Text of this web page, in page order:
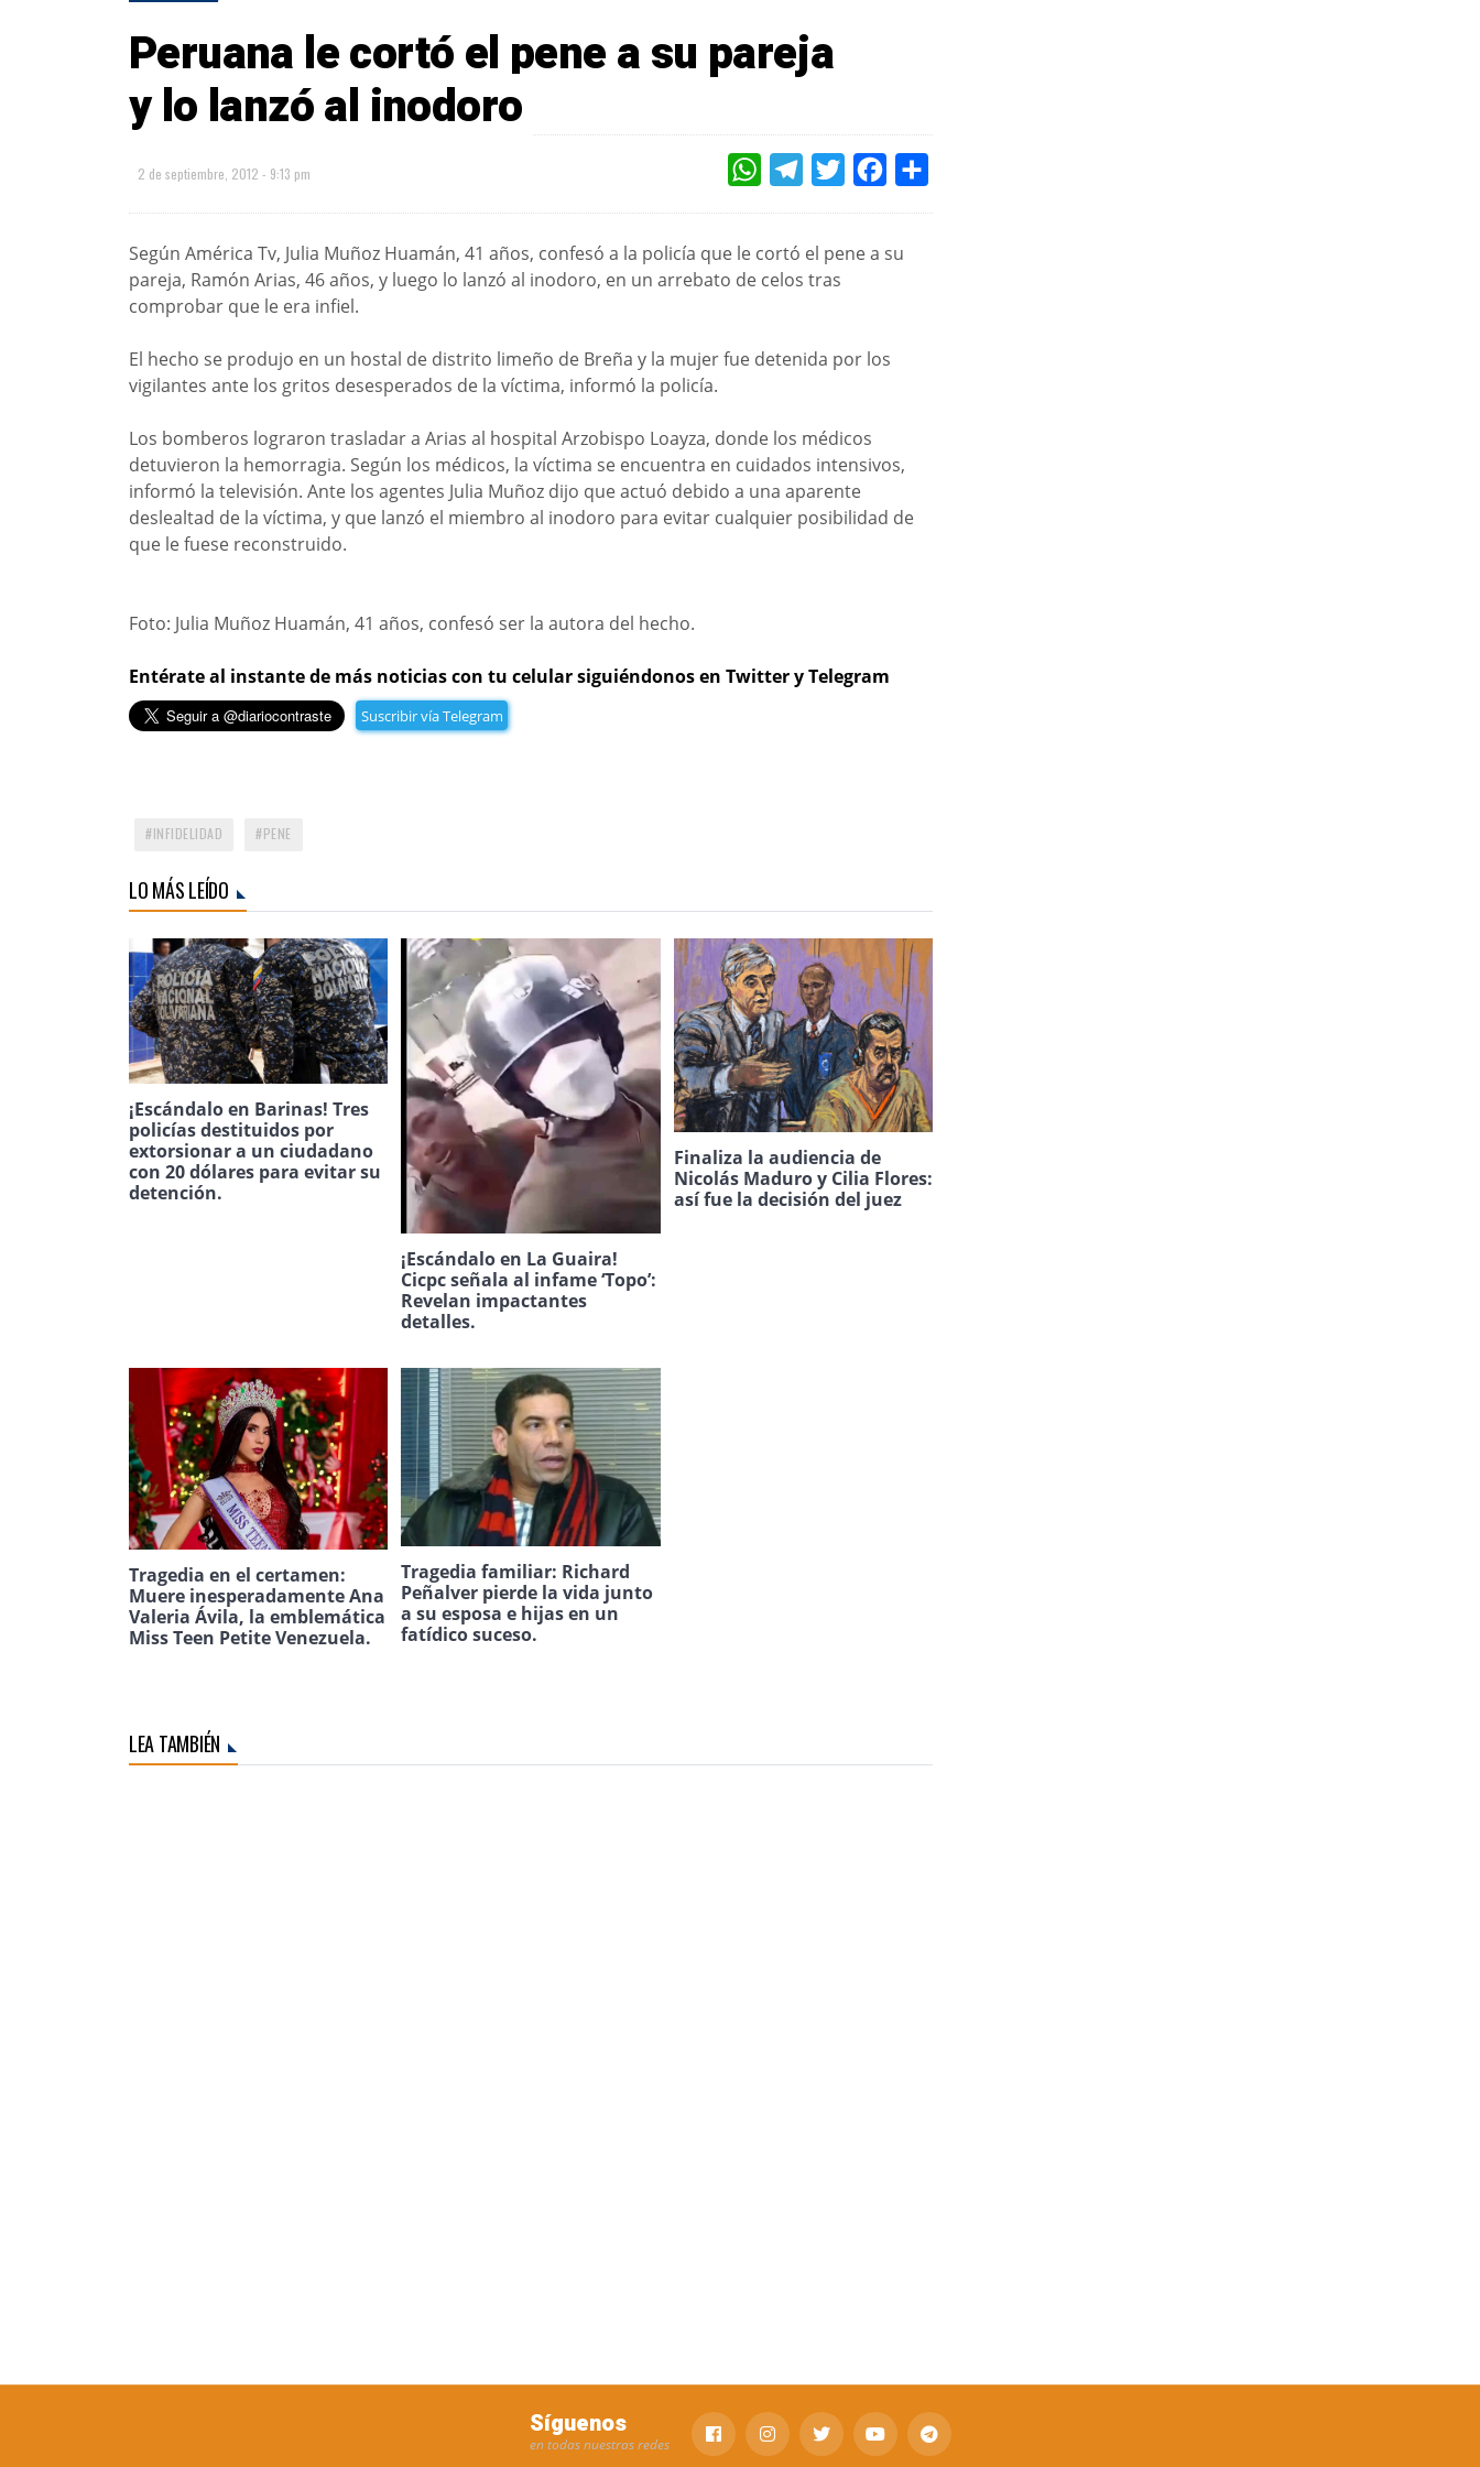
Peruana le cortó el pene a su pareja
y lo lanzó al inodoro
2 de septiembre, 2012 - 9:13 pm WHATSAPPTELEGRAMTWITTERFACEBOOK
Según América Tv, Julia Muñoz Huamán, 41 años, confesó a la policía que le cortó el pene a su
pareja, Ramón Arias, 46 años, y luego lo lanzó al inodoro, en un arrebato de celos tras
comprobar que le era infiel.
El hecho se produjo en un hostal de distrito limeño de Breña y la mujer fue detenida por los
vigilantes ante los gritos desesperados de la víctima, informó la policía.
Los bomberos lograron trasladar a Arias al hospital Arzobispo Loayza, donde los médicos
detuvieron la hemorragia. Según los médicos, la víctima se encuentra en cuidados intensivos,
informó la televisión. Ante los agentes Julia Muñoz dijo que actuó debido a una aparente
deslealtad de la víctima, y que lanzó el miembro al inodoro para evitar cualquier posibilidad de
que le fuese reconstruido.
Foto: Julia Muñoz Huamán, 41 años, confesó ser la autora del hecho.
Entérate al instante de más noticias con tu celular siguiéndonos en Twitter y Telegram
Suscribir vía Telegram
INFIDELIDAD PENE
LO MÁS LEÍDO
¡Escándalo en Barinas! Tres
policías destituidos por
extorsionar a un ciudadano
con 20 dólares para evitar su
detención.
¡Escándalo en La Guaira!
Cicpc señala al infame ‘Topo’:
Revelan impactantes
detalles.
Finaliza la audiencia de
Nicolás Maduro y Cilia Flores:
así fue la decisión del juez
Tragedia en el certamen:
Muere inesperadamente Ana
Valeria Ávila, la emblemática
Miss Teen Petite Venezuela.
Tragedia familiar: Richard
Peñalver pierde la vida junto
a su esposa e hijas en un
fatídico suceso.
LEA TAMBIÉN
Síguenos
en todas nuestras redes